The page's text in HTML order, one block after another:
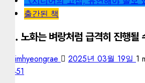
출간된 책
47. 노화는 벼랑처럼 급격히 진행될
kimhyeongrae 2025년 03월 19일 1
451